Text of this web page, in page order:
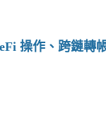
操作、跨鏈轉